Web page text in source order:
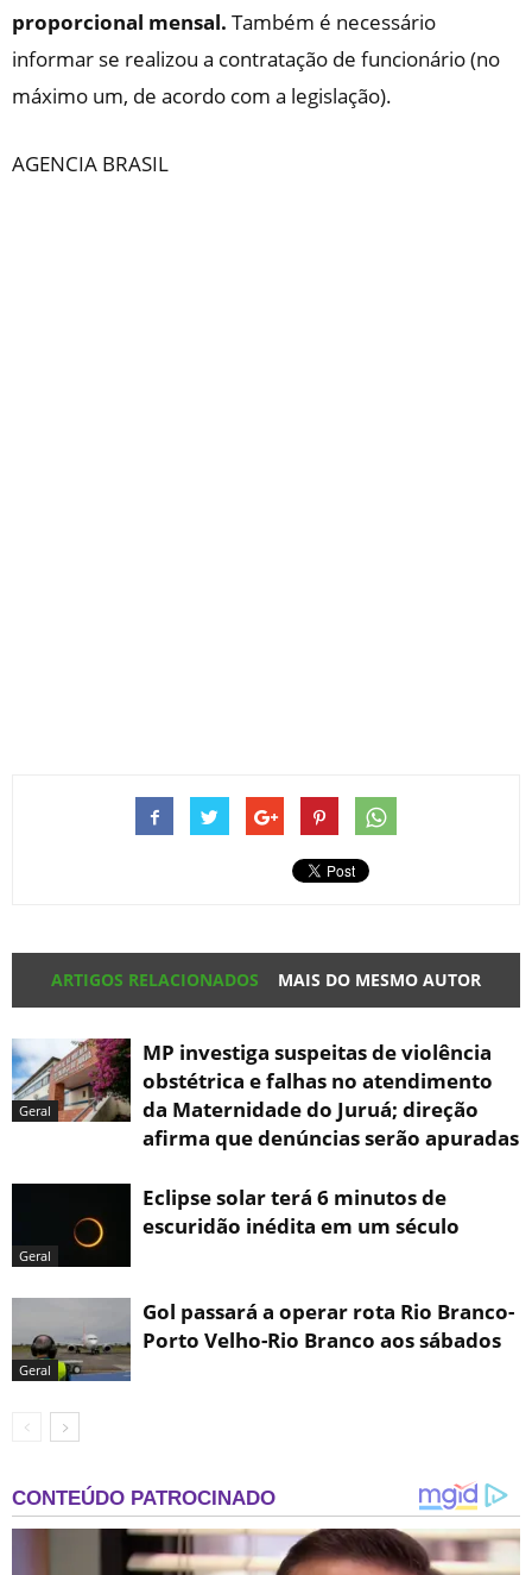
proporcional mensal. Também é necessário
informar se realizou a contratação de funcionário (no
máximo um, de acordo com a legislação).
AGENCIA BRASIL
ARTIGOS RELACIONADOS MAIS DO MESMO AUTOR
Geral
MP investiga suspeitas de violência
obstétrica e falhas no atendimento
da Maternidade do Juruá; direção
afirma que denúncias serão apuradas
Geral
Eclipse solar terá 6 minutos de
escuridão inédita em um século
Geral
Gol passará a operar rota Rio Branco-
Porto Velho-Rio Branco aos sábados